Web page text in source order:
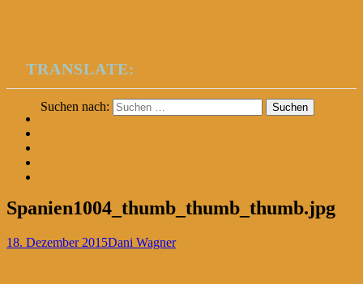
TRANSLATE:
Suchen nach:
Spanien1004_thumb_thumb_thumb.jpg
18. Dezember 2015Dani Wagner